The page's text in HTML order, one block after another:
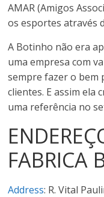
AMAR (Amigos
os esportes através
A Botinho não era
uma empresa com
sempre fazer o bem
clientes. E assim ela
uma referência no
FABRICA
Address: R. Vital